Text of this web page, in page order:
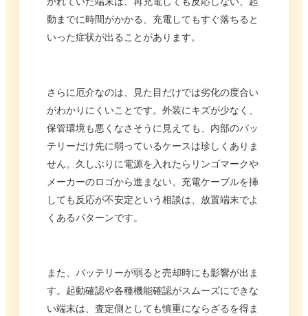
動までに時間がかかる、充電してもすぐ落ちると
いった症状が出ることがあります。
さらに厄介なのは、見た目だけでは劣化の度合い
がわかりにくいことです。外装にキズが少なく、
保管環境も悪くなさそうに見えても、内部のバッ
テリーだけ先に弱っているケースは珍しくありま
せん。久しぶりに電源を入れたらリンゴマークや
メーカーのロゴから進まない、充電ケーブルを挿
しても反応が不安定という相談は、放置端末でよ
くあるパターンです。
また、バッテリーが弱ると売却時にも影響が出ま
す。起動確認や各種機能確認がスムーズにできな
い端末は、査定側としても慎重にならざるを得ま